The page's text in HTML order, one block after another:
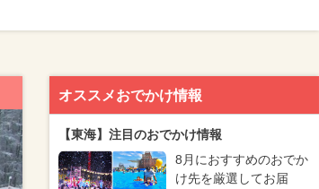
オススメおでかけ情報
【東海】注目のおでかけ情報
8月におすすめのおでか
け先を厳選してお届